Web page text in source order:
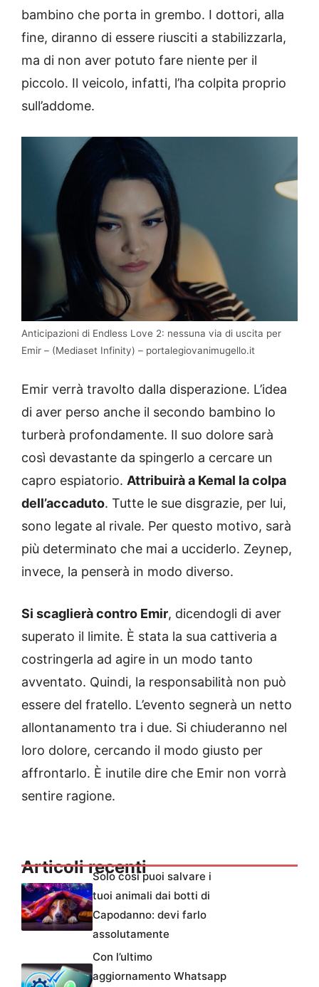
bambino che porta in grembo. I dottori, alla
fine, diranno di essere riusciti a stabilizzarla,
ma di non aver potuto fare niente per il
piccolo. Il veicolo, infatti, l’ha colpita proprio
sull’addome.
Anticipazioni di Endless Love 2: nessuna via di uscita per
Emir – (Mediaset Infinity) – portalegiovanimugello.it
Emir verrà travolto dalla disperazione. L’idea
di aver perso anche il secondo bambino lo
turberà profondamente. Il suo dolore sarà
così devastante da spingerlo a cercare un
capro espiatorio. Attribuirà a Kemal la colpa
dell’accaduto. Tutte le sue disgrazie, per lui,
sono legate al rivale. Per questo motivo, sarà
più determinato che mai a ucciderlo. Zeynep,
invece, la penserà in modo diverso.
Si scaglierà contro Emir, dicendogli di aver
superato il limite. È stata la sua cattiveria a
costringerla ad agire in un modo tanto
avventato. Quindi, la responsabilità non può
essere del fratello. L’evento segnerà un netto
allontanamento tra i due. Si chiuderanno nel
loro dolore, cercando il modo giusto per
affrontarlo. È inutile dire che Emir non vorrà
sentire ragione.
Articoli recentiSolo così puoi salvare i
tuoi animali dai botti di
Capodanno: devi farlo
assolutamente
Con l’ultimo
aggiornamento Whatsapp